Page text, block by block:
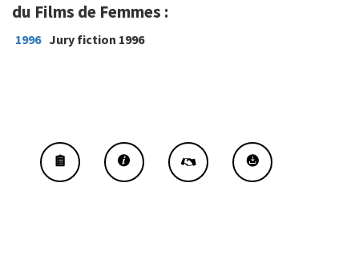
du Films de Femmes :
1996 Jury fiction 1996